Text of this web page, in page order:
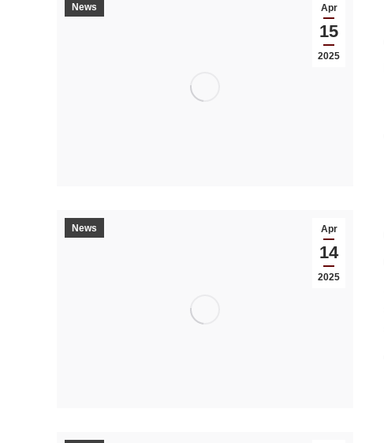
Apr
15
2025
News
Apr
14
2025
News